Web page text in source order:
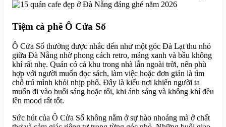
Tiệm cà phê Ô Cửa Sổ
Ô Cửa Sổ thường được nhắc đến như một góc Đà Lạt thu nhỏ
giữa Đà Nẵng nhờ phong cách retro, mảng xanh và bầu không
khí rất nhẹ. Quán có cả khu trong nhà lẫn ngoài trời, nên phù
hợp với người muốn đọc sách, làm việc hoặc đơn giản là tìm
chỗ trú mình khỏi nhịp phố. Đây là kiểu nơi khiến người ta
muốn đi vào buổi sáng hoặc tối, khi ánh sáng và không khí đều
lên mood rất tốt.
Sức hút của Ô Cửa Sổ không nằm ở sự hào nhoáng mà ở chất